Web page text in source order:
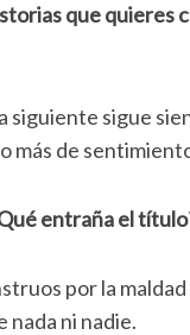
que quieres
siguiente sigue
más de
entraña el
por la
nada ni nadie.